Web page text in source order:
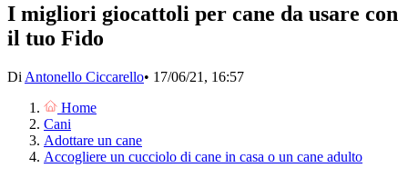
I migliori giocattoli per cane da usare con
il tuo Fido
Di Antonello Ciccarello• 17/06/21, 16:57
Home
Cani
Adottare un cane
Accogliere un cucciolo di cane in casa o un cane adulto